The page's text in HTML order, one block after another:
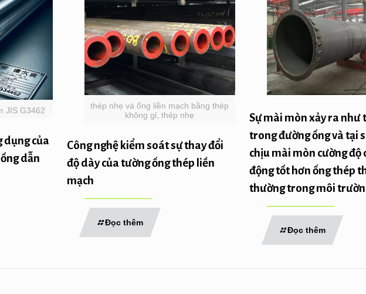
JIS G3462
dụng của
dẫn
thép nhẹ và ống liền mạch bằng thép
không gỉ, thép nhẹ
Công nghệ kiểm soát sự thay đổi
độ dày của tường ống thép liền
mạch
Đọc thêm
Sự mài mòn xảy ra như
trong đường ống và tại
chịu mài mòn cường độ
động tốt hơn ống thép
thường trong môi
Đọc thêm